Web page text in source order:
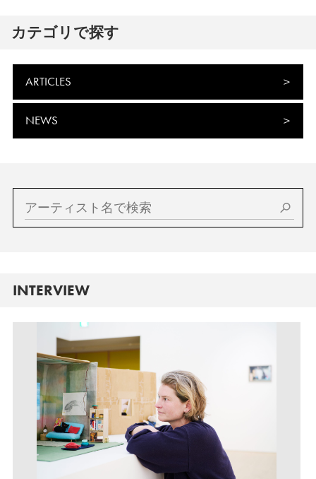
カテゴリで探す
ARTICLES
NEWS
INTERVIEW